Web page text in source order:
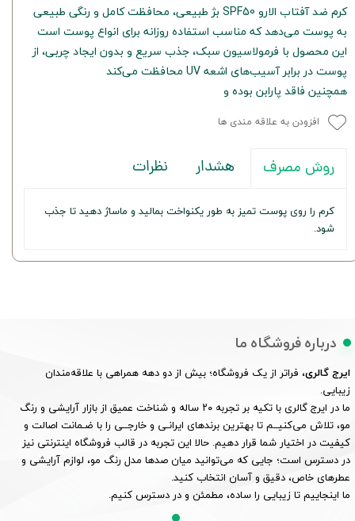
کرم ضد آفتاب الارو SPF50 بژ طبیعی، محافظت کامل و رنگی طبیعی
به پوست می‌دهد که مناسب استفاده روزانه برای انواع پوست است
این محصول با فرمولاسیون سبک، جذب سریع و بدون ایجاد چربی، از
پوست در برابر آسیب‌های اشعه UV محافظت می‌کند
همچنین فاقد پارابن بوده و
افزودن به علاقه مندی ها
روش مصرف هشدار نظرات
کرم را روی پوست تمیز به طور یکنواخت بمالید و ماساژ دهید تا جذب
شود.
درباره فروشگاه ما
ایرج گالری، فراتر از یک فروشگاه؛ بیش از دو دهه همراهی با علاقه‌مندان
زیبایی.
ما در ایرج گالری با تکیه بر تجربه ۲۰ ساله و شناخت عمیق از بازار آرایشی و رنگ
مو، تلاش می‌کنیــم تا بهترین برندهای ایرانـی و خارجــی را با ضـمانت اصالت و
کیفیت در اختیار شما قرار دهیم. حالا این تجربه در قالب فروشگاه اینترنتی نیز
در دسترس است؛ جایی که می‌توانید میان صدها مدل رنگ مو، لوازم آرایشی و
عطرهای خاص، دقیق و آسان انتخاب کنید.
ما اینجاییم تا زیبایی را ساده، مطمئن و در دسترس کنیم.